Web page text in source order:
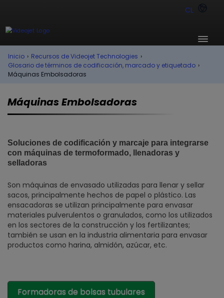
CL
Inicio › Recursos de Videojet Technologies ›
Glosario de términos de codificación, marcado y etiquetado ›
Máquinas Embolsadoras
Máquinas Embolsadoras
Soluciones de codificación y marcaje para integrarse
con máquinas de termoformado, llenadoras y
selladoras
Son máquinas de envasado utilizadas para llenar y sellar
sacos, principalmente hechos de papel o plástico. Las
ensacadoras se utilizan principalmente para envasar
materiales pulverulentos o granulados, como los utilizados
en los sectores de la construcción y los fertilizantes;
también se usan en la industria alimentaria para envasar
productos como harina, almidón, azúcar, etc.
Formadoras de bolsas tubulares